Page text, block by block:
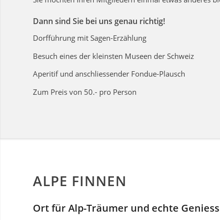
Dann sind Sie bei uns genau richtig!
Dorfführung mit Sagen-Erzählung
Besuch eines der kleinsten Museen der Schweiz
Aperitif und anschliessender Fondue-Plausch
Zum Preis von 50.- pro Person
ALPE FINNEN
Ort für Alp-Träumer und echte